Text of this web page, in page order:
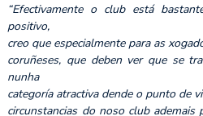
“Efectivamente o club está
positivo,
creo que especialmente para as
coruñeses, que deben ver que se
nunha
categoría atractiva dende o punto de
circunstancias do noso club ademais